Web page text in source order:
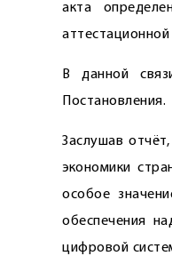
акта
аттестационной
В данной
Постановления.
Заслушав
экономики
особое
обеспечения
цифровой